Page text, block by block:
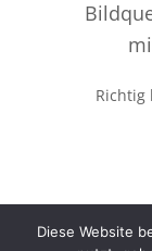
Richtig
Diese Website